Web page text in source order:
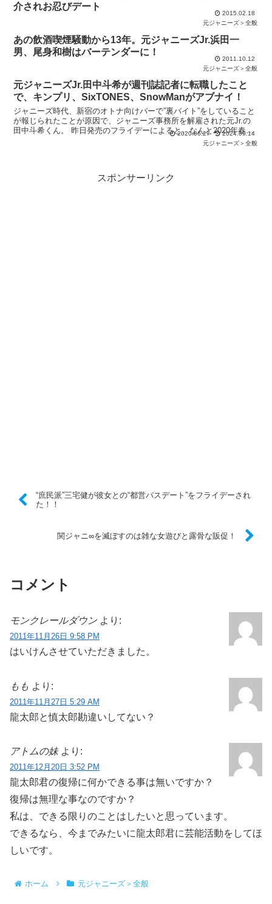
介されお忍びデート
2015.02.18
元ジャニーズ＞全般
あの飲酒喫煙騒動から13年。元ジャニーズJr.浜田一
男、尾身和樹はバーテンダーに！
2011.10.12
元ジャニーズ＞全般
元ジャニーズJr.田中斗希が週刊誌記者に転職したこと
で、キンプリ、SixTONES、SnowManがアブナイ！
ジャニーズ時代、新宿のオトナ向けバーで”裏バイト”をしていること
が報じられたことが原因で、ジャニーズ事務所を解雇された元Jr.の
田中斗希くん。 昨日発売のフライデーによると、なんと2020年春よ
2020.06.27
2024.09.14
元ジャニーズ＞全般
スポンサーリンク
“庶民派”三宅健が彼女との“都営バスデート”をフライデーされ
た！！
関ジャニ∞を滅ぼすのは雑な女遊びと露骨な販促！
コメント
モンクレールダウン より:
2011年11月26日 9:58 PM
はいけんさせていただきました。
もも より:
2011年11月27日 5:29 AM
龍太郎と慎太郎勘違いしてない？
アトムの妹 より:
2011年12月20日 3:52 PM
龍太郎君の復帰に何かできる事は無いですか？
復帰は無理な事なのですか？
私は、できる限りのことはしたいと思っています。
できるなら、今までみたいに龍太郎君に芸能活動をしてほ
しいです。
ホーム 元ジャニーズ＞全般